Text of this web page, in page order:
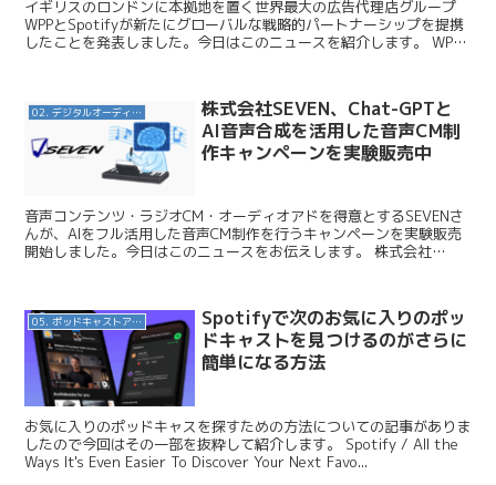
イギリスのロンドンに本拠地を置く世界最大の広告代理店グループ
WPPとSpotifyが新たにグローバルな戦略的パートナーシップを提携
したことを発表しました。今日はこのニュースを紹介します。 WPP
02. デジタルオーディオ広告（音声広告）
株式会社SEVEN、Chat-GPTと
AI音声合成を活用した音声CM制
作キャンペーンを実験販売中
音声コンテンツ・ラジオCM・オーディオアドを得意とするSEVENさ
んが、AIをフル活用した音声CM制作を行うキャンペーンを実験販売
開始しました。今日はこのニュースをお伝えします。 株式会社
05. ポッドキャストアプリ
Spotifyで次のお気に入りのポッ
ドキャストを見つけるのがさらに
簡単になる方法
お気に入りのポッドキャスを探すための方法についての記事がありま
したので今回はその一部を抜粋して紹介します。 Spotify / All the
Ways It's Even Easier To Discover Your Next Favo...